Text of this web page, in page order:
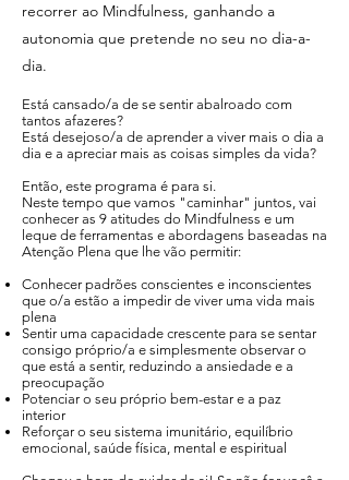
recorrer ao Mindfulness, ganhando a
autonomia que pretende no seu no dia-a-
dia.
Está cansado/a de se sentir abalroado com
tantos afazeres?
Está desejoso/a de aprender a viver mais o dia a
dia e a apreciar mais as coisas simples da vida?
Então, este programa é para si.
Neste tempo que vamos "caminhar" juntos, vai
conhecer as 9 atitudes do Mindfulness e um
leque de ferramentas e abordagens baseadas na
Atenção Plena que lhe vão permitir:
Conhecer padrões conscientes e inconscientes
que o/a estão a impedir de viver uma vida mais
plena
Sentir uma capacidade crescente para se sentar
consigo próprio/a e simplesmente observar o
que está a sentir, reduzindo a ansiedade e a
preocupação
Potenciar o seu próprio bem-estar e a paz
interior
Reforçar o seu sistema imunitário, equilíbrio
emocional, saúde física, mental e espiritual